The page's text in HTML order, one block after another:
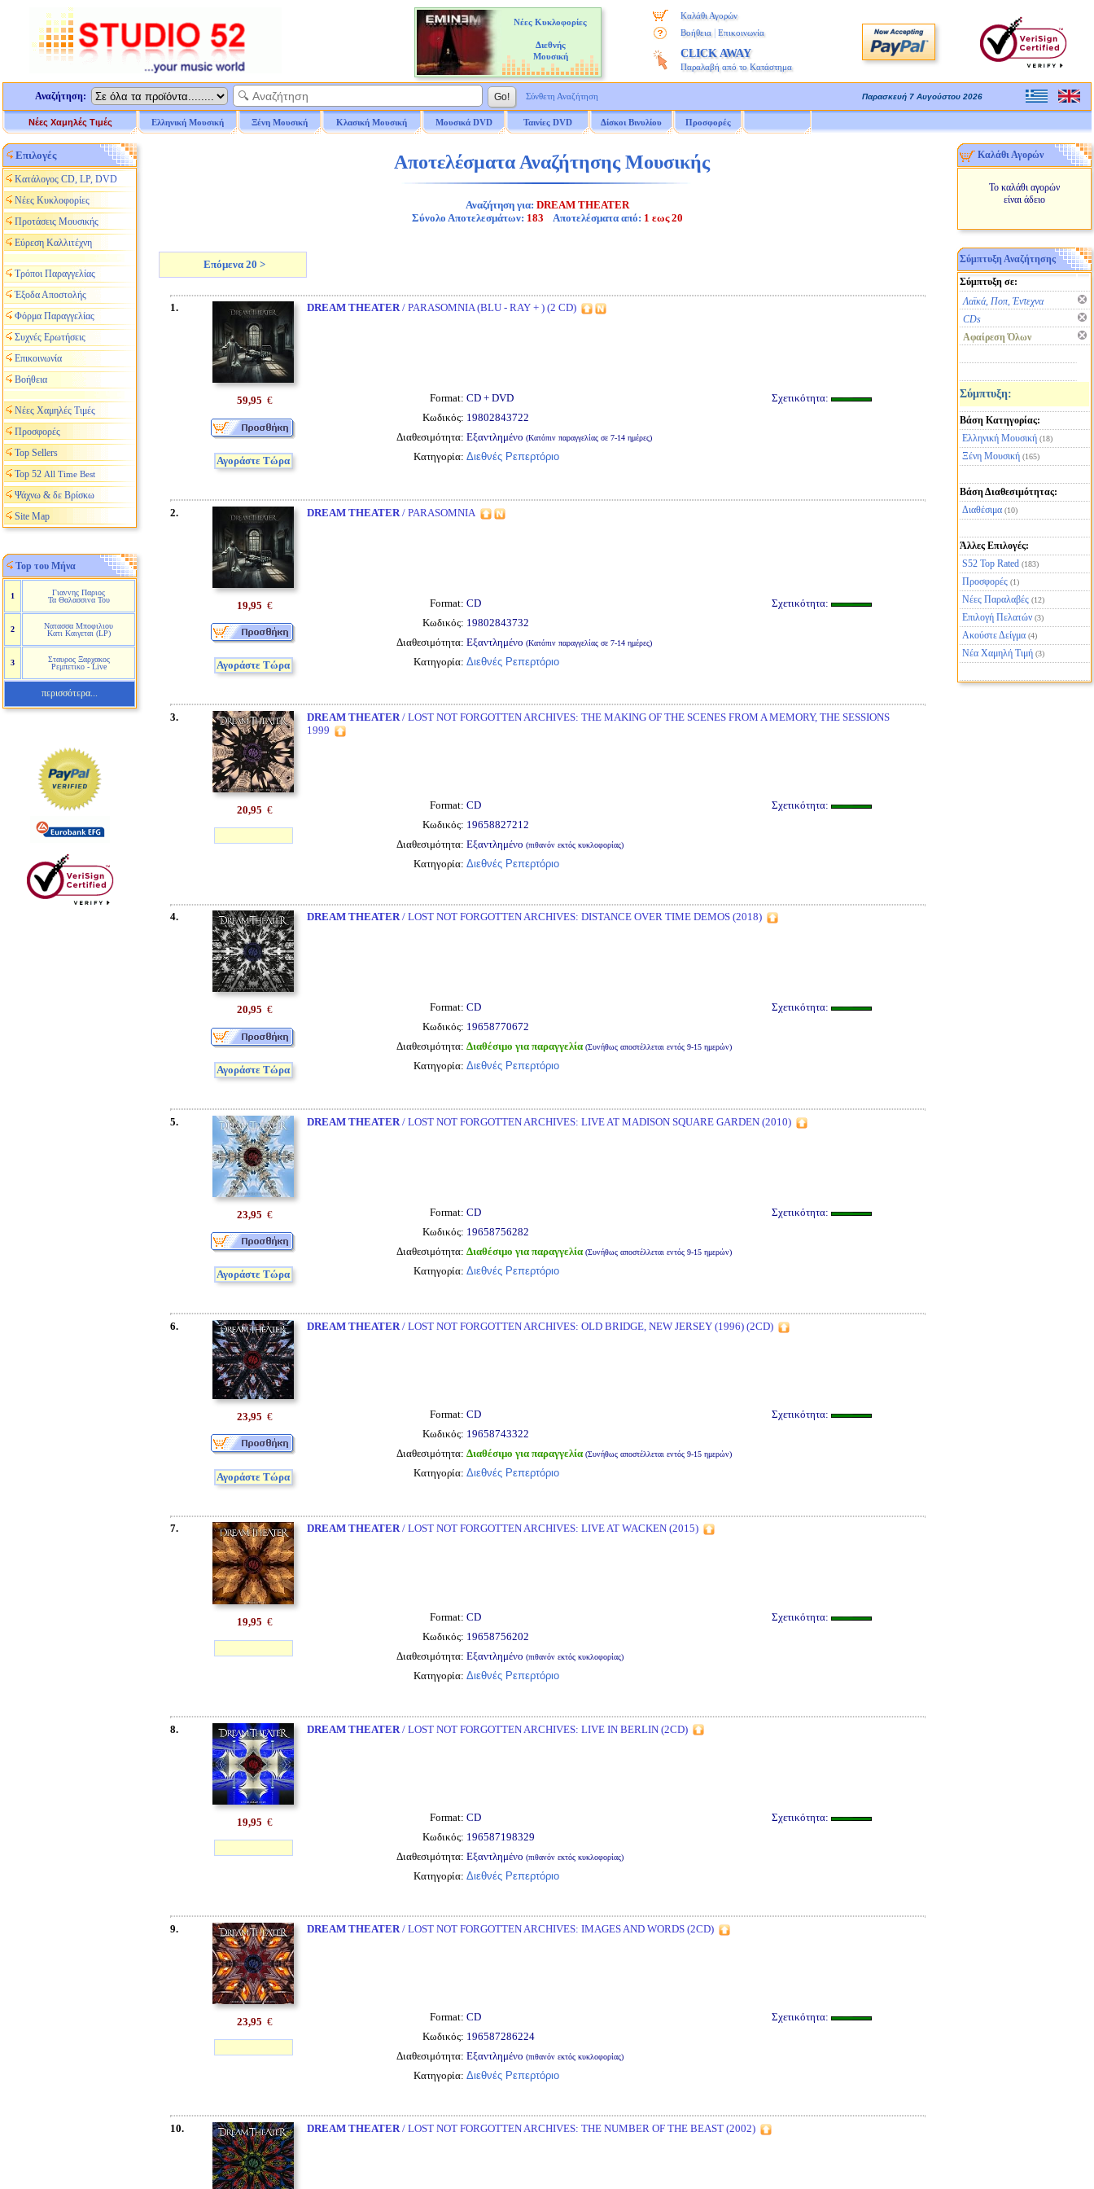
Νέες Κυκλοφορίες
Διεθνής
Μουσική
Καλάθι Αγορών
Βοήθεια
Επικοινωνία
CLICK AWAY
Παραλαβή από το Κατάστημα
Αναζήτηση: Σύνθετη Αναζήτηση Παρασκευή 7 Αυγούστου 2026
Νέες Χαμηλές Τιμές Ελληνική Μουσική Ξένη Μουσική Κλασική Μουσική Μουσικά DVD Ταινίες DVD Δίσκοι Βινυλίου Προσφορές
Επιλογές
Κατάλογος CD, LP, DVD
Νέες Κυκλοφορίες
Προτάσεις Μουσικής
Εύρεση Καλλιτέχνη
Τρόποι Παραγγελίας
Έξοδα Αποστολής
Φόρμα Παραγγελίας
Συχνές Ερωτήσεις
Επικοινωνία
Βοήθεια
Νέες Χαμηλές Τιμές
Προσφορές
Top Sellers
Top 52 All Time Best
Ψάχνω & δε Βρίσκω
Site Map
Top του Μήνα
1
Γιαννης Παριος
Τα Θαλασσινα Του
2
Νατασσα Μποφιλιου
Κατι Καιγεται (LP)
3
Σταυρος Ξαρχακος
Ρεμπετικο - Live
περισσότερα...
Αποτελέσματα Αναζήτησης Μουσικής
Αναζήτηση για: DREAM THEATER
Σύνολο Αποτελεσμάτων: 183 Αποτελέσματα από: 1 εως 20
Επόμενα 20 >
1. DREAM THEATER/ PARASOMNIA (BLU - RAY + ) (2 CD)
59,95 €
Αγοράστε Τώρα
Format: CD + DVD
Σχετικότητα:
Κωδικός: 19802843722
Διαθεσιμότητα: Εξαντλημένο (Κατόπιν παραγγελίας σε 7-14 ημέρες)
Κατηγορία: Διεθνές Ρεπερτόριο
2. DREAM THEATER / PARASOMNIA
19,95 €
Αγοράστε Τώρα
Format: CD
Σχετικότητα:
Κωδικός: 19802843732
Διαθεσιμότητα: Εξαντλημένο (Κατόπιν παραγγελίας σε 7-14 ημέρες)
Κατηγορία: Διεθνές Ρεπερτόριο
3. DREAM THEATER / LOST NOT FORGOTTEN ARCHIVES: THE MAKING OF THE SCENES FROM A MEMORY, THE SESSIONS
1999
20,95 € Format: CD
Σχετικότητα:
Κωδικός: 19658827212
Διαθεσιμότητα: Εξαντλημένο (πιθανόν εκτός κυκλοφορίας)
Κατηγορία: Διεθνές Ρεπερτόριο
4. DREAM THEATER/ LOST NOT FORGOTTEN ARCHIVES: DISTANCE OVER TIME DEMOS (2018)
20,95 €
Αγοράστε Τώρα
Format: CD
Σχετικότητα:
Κωδικός: 19658770672
Διαθεσιμότητα: Διαθέσιμο για παραγγελία (Συνήθως αποστέλλεται εντός 9-15 ημερών)
Κατηγορία: Διεθνές Ρεπερτόριο
5. DREAM THEATER / LOST NOT FORGOTTEN ARCHIVES: LIVE AT MADISON SQUARE GARDEN (2010)
23,95 €
Αγοράστε Τώρα
Format: CD
Σχετικότητα:
Κωδικός: 19658756282
Διαθεσιμότητα: Διαθέσιμο για παραγγελία (Συνήθως αποστέλλεται εντός 9-15 ημερών)
Κατηγορία: Διεθνές Ρεπερτόριο
6. DREAM THEATER / LOST NOT FORGOTTEN ARCHIVES: OLD BRIDGE, NEW JERSEY (1996) (2CD)
23,95 €
Αγοράστε Τώρα
Format: CD
Σχετικότητα:
Κωδικός: 19658743322
Διαθεσιμότητα: Διαθέσιμο για παραγγελία (Συνήθως αποστέλλεται εντός 9-15 ημερών)
Κατηγορία: Διεθνές Ρεπερτόριο
7. DREAM THEATER/ LOST NOT FORGOTTEN ARCHIVES: LIVE AT WACKEN (2015)
19,95 € Format: CD
Σχετικότητα:
Κωδικός: 19658756202
Διαθεσιμότητα: Εξαντλημένο (πιθανόν εκτός κυκλοφορίας)
Κατηγορία: Διεθνές Ρεπερτόριο
8. DREAM THEATER / LOST NOT FORGOTTEN ARCHIVES: LIVE IN BERLIN (2CD)
19,95 € Format: CD
Σχετικότητα:
Κωδικός: 196587198329
Διαθεσιμότητα: Εξαντλημένο (πιθανόν εκτός κυκλοφορίας)
Κατηγορία: Διεθνές Ρεπερτόριο
9. DREAM THEATER / LOST NOT FORGOTTEN ARCHIVES: IMAGES AND WORDS (2CD)
23,95 € Format: CD
Σχετικότητα:
Κωδικός: 196587286224
Διαθεσιμότητα: Εξαντλημένο (πιθανόν εκτός κυκλοφορίας)
Κατηγορία: Διεθνές Ρεπερτόριο
10. DREAM THEATER/ LOST NOT FORGOTTEN ARCHIVES: THE NUMBER OF THE BEAST (2002)
Καλάθι Αγορών
Το καλάθι αγορών
είναι άδειο
Σύμπτυξη Αναζήτησης
Σύμπτυξη σε:
Λαϊκά, Ποπ, Έντεχνα
CDs
Αφαίρεση Όλων
Σύμπτυξη:
Βάση Κατηγορίας:
Ελληνική Μουσική (18)
Ξένη Μουσική (165)
Βάση Διαθεσιμότητας:
Διαθέσιμα (10)
Άλλες Επιλογές:
S52 Top Rated (183)
Προσφορές (1)
Νέες Παραλαβές (12)
Επιλογή Πελατών (3)
Ακούστε Δείγμα (4)
Νέα Χαμηλή Τιμή (3)